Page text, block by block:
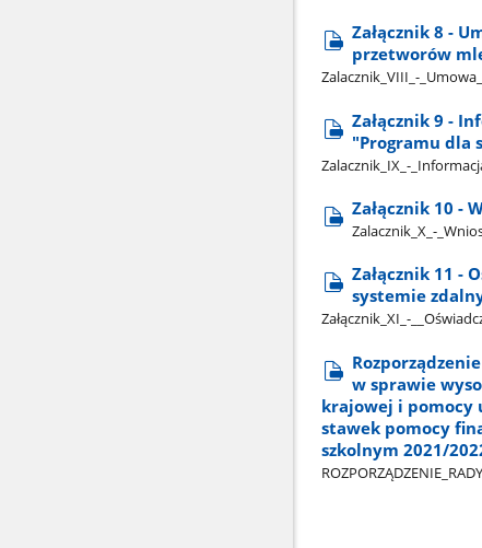
Załącznik 8 -
przetworów
Zalacznik​_VIII​_-​
Załącznik 9 -
"Programu dla
Zalacznik​_IX​_-​
Załącznik 10 -
Zalacznik​_X​_-​
Załącznik 11 -
systemie
Załącznik​_XI​_-​
w sprawie
krajowej i pomocy
stawek pomocy
szkolnym 2021/